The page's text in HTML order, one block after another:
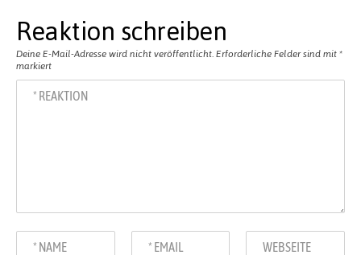
Reaktion schreiben
Deine E-Mail-Adresse wird nicht veröffentlicht. Erforderliche Felder sind mit *
markiert